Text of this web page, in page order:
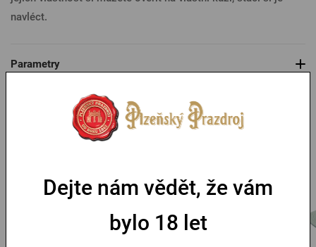
navléct.
Parametry
Mohlo by se vám líbit
Dejte nám vědět, že vám
bylo 18 let